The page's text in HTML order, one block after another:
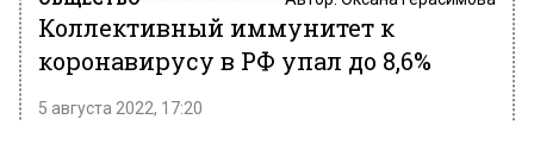
Коллективный иммунитет к
коронавирусу в РФ упал до 8,6%
5 августа 2022, 17:20